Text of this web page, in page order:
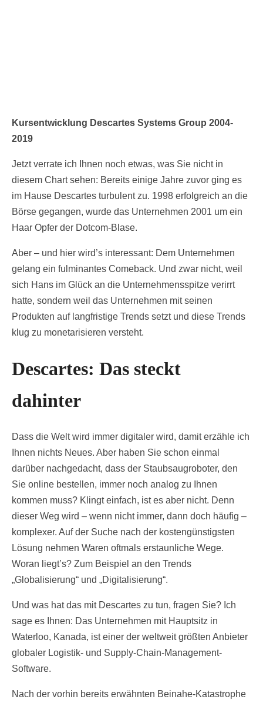
Kursentwicklung Descartes Systems Group 2004-
2019
Jetzt verrate ich Ihnen noch etwas, was Sie nicht in
diesem Chart sehen: Bereits einige Jahre zuvor ging es
im Hause Descartes turbulent zu. 1998 erfolgreich an die
Börse gegangen, wurde das Unternehmen 2001 um ein
Haar Opfer der Dotcom-Blase.
Aber – und hier wird’s interessant: Dem Unternehmen
gelang ein fulminantes Comeback. Und zwar nicht, weil
sich Hans im Glück an die Unternehmensspitze verirrt
hatte, sondern weil das Unternehmen mit seinen
Produkten auf langfristige Trends setzt und diese Trends
klug zu monetarisieren versteht.
Descartes: Das steckt
dahinter
Dass die Welt wird immer digitaler wird, damit erzähle ich
Ihnen nichts Neues. Aber haben Sie schon einmal
darüber nachgedacht, dass der Staubsaugroboter, den
Sie online bestellen, immer noch analog zu Ihnen
kommen muss? Klingt einfach, ist es aber nicht. Denn
dieser Weg wird – wenn nicht immer, dann doch häufig –
komplexer. Auf der Suche nach der kostengünstigsten
Lösung nehmen Waren oftmals erstaunliche Wege.
Woran liegt’s? Zum Beispiel an den Trends
„Globalisierung“ und „Digitalisierung“.
Und was hat das mit Descartes zu tun, fragen Sie? Ich
sage es Ihnen: Das Unternehmen mit Hauptsitz in
Waterloo, Kanada, ist einer der weltweit größten Anbieter
globaler Logistik- und Supply-Chain-Management-
Software.
Nach der vorhin bereits erwähnten Beinahe-Katastrophe